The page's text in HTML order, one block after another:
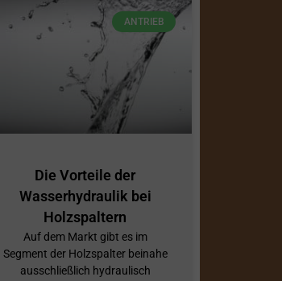
ANTRIEB
Die Vorteile der
Wasserhydraulik bei
Holzspaltern
Auf dem Markt gibt es im
Segment der Holzspalter beinahe
ausschließlich hydraulisch